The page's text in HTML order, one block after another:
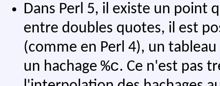
Dans Perl 5, il existe un point
entre doubles quotes, il est
(comme en Perl 4), un tableau
un hachage %c. Ce n'est pas